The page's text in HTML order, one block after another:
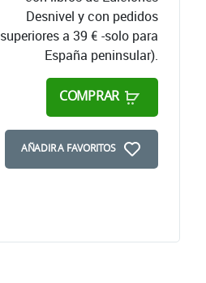
Desnivel y con pedidos
superiores a 39 € -solo para
España peninsular).
COMPRAR
AÑADIR A FAVORITOS